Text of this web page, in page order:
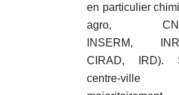
en particulier
agro,
INSERM,
CIRAD, IRD).
centre-ville